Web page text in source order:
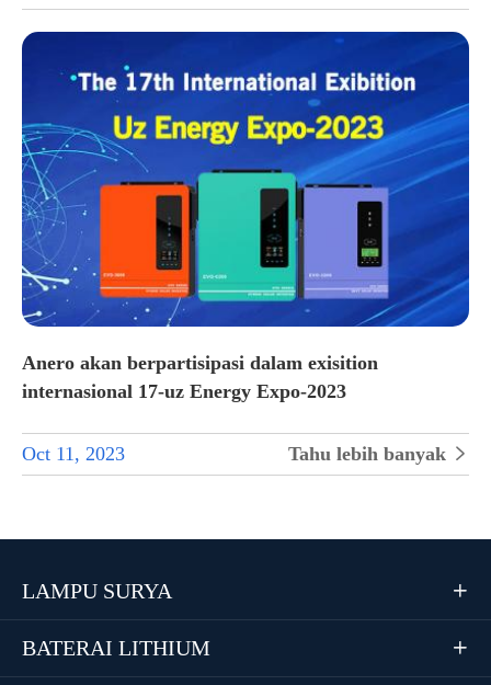
Anero akan berpartisipasi dalam exisition
internasional 17-uz Energy Expo-2023
Oct 11, 2023 Tahu lebih banyak 
LAMPU SURYA 
BATERAI LITHIUM 